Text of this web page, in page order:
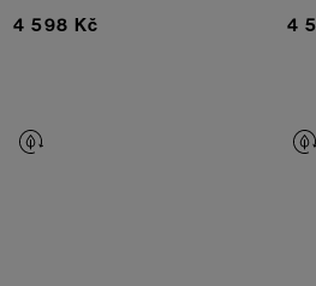
4 598 Kč 4